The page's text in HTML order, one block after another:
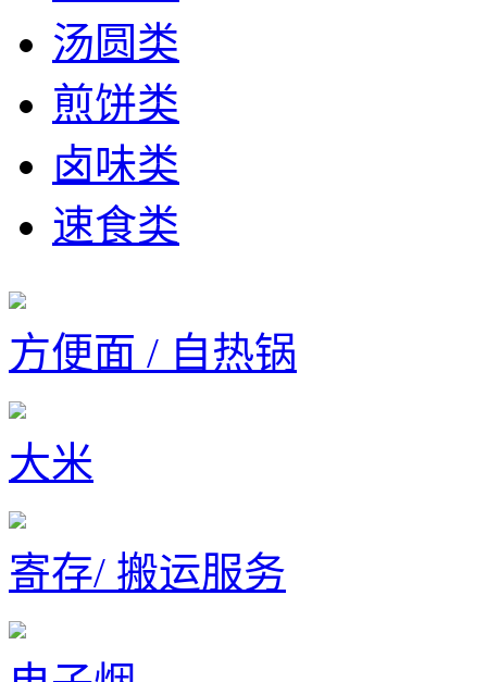
汤圆类
煎饼类
卤味类
速食类
方便面 / 自热锅
大米
寄存/ 搬运服务